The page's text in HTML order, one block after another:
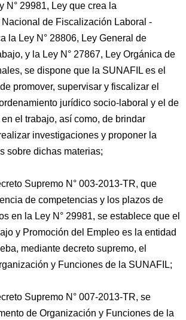
N° 29981, Ley que crea la
de Fiscalización Laboral -
la Ley N° 28806, Ley General de
y la Ley N° 27867, Ley Orgánica de
se dispone que la SUNAFIL es el
promover, supervisar y fiscalizar el
jurídico socio-laboral y el de
el trabajo, así como, de brindar
investigaciones y proponer la
sobre dichas materias;
Supremo N° 003-2013-TR, que
de competencias y los plazos de
en la Ley N° 29981, se establece que el
y Promoción del Empleo es la entidad
mediante decreto supremo, el
y Funciones de la SUNAFIL;
Supremo N° 007-2013-TR, se
de Organización y Funciones de la